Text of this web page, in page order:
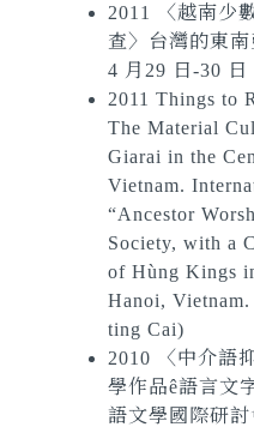
2011 〈越南少
查〉台灣的東南
4 月29 日-30 日
2011 Things to
The Material
Giarai in the
Vietnam.
“Ancestor
Society, with a
of Hùng Kings
Hanoi,
ting Cai)
2010 〈中介語
學作品ê語言文
語文學國際研